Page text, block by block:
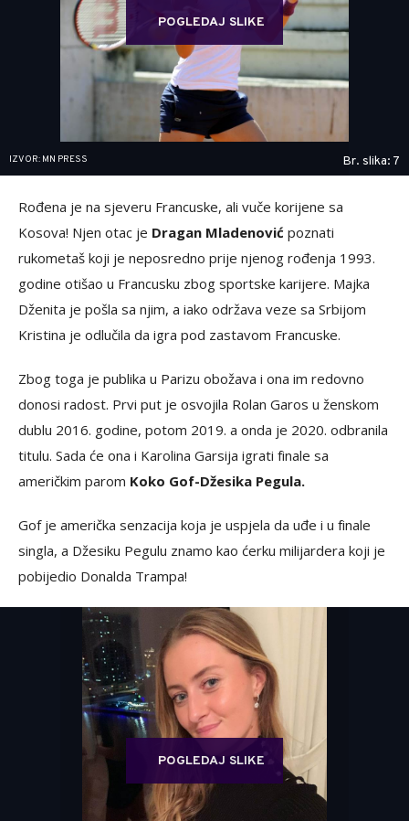
POGLEDAJ SLIKE
IZVOR: MN PRESS Br. slika: 7
Rođena je na sjeveru Francuske, ali vuče korijene sa
Kosova! Njen otac je Dragan Mladenović poznati
rukometaš koji je neposredno prije njenog rođenja 1993.
godine otišao u Francusku zbog sportske karijere. Majka
Dženita je pošla sa njim, a iako održava veze sa Srbijom
Kristina je odlučila da igra pod zastavom Francuske.
Zbog toga je publika u Parizu obožava i ona im redovno
donosi radost. Prvi put je osvojila Rolan Garos u ženskom
dublu 2016. godine, potom 2019. a onda je 2020. odbranila
titulu. Sada će ona i Karolina Garsija igrati finale sa
američkim parom Koko Gof-Džesika Pegula.
Gof je američka senzacija koja je uspjela da uđe i u finale
singla, a Džesiku Pegulu znamo kao ćerku milijardera koji je
pobijedio Donalda Trampa!
POGLEDAJ SLIKE